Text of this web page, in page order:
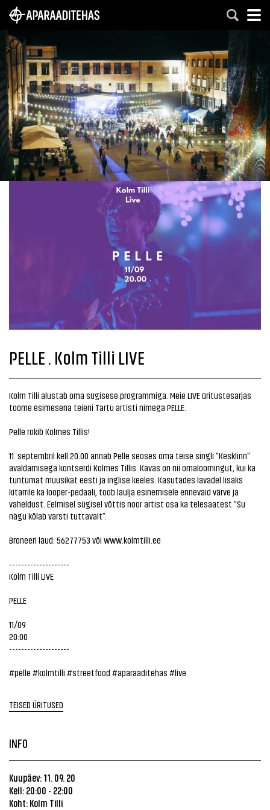
PELLE . Kolm Tilli LIVE
Kolm Tilli alustab oma sügisese programmiga. Meie LIVE üritustesarjas
toome esimesena teieni Tartu artisti nimega PELLE.
Pelle rokib Kolmes Tillis!
11. septembril kell 20.00 annab Pelle seoses oma teise singli “Kesklinn”
avaldamisega kontserdi Kolmes Tillis. Kavas on nii omaloomingut, kui ka
tuntumat muusikat eesti ja inglise keeles. Kasutades lavadel lisaks
kitarrile ka looper-pedaali, toob laulja esinemisele erinevaid värve ja
vaheldust. Eelmisel sügisel võttis noor artist osa ka telesaatest “Su
nägu kõlab varsti tuttavalt”.
Broneeri laud: 56277753 või www.kolmtilli.ee
--------------------
Kolm Tilli LIVE
PELLE
11/09
20:00
--------------------
#pelle #kolmtilli #streetfood #aparaaditehas #live
TEISED ÜRITUSED
INFO
Kuupäev: 11. 09. 20
Kell: 20:00 - 22:00
Koht: Kolm Tilli